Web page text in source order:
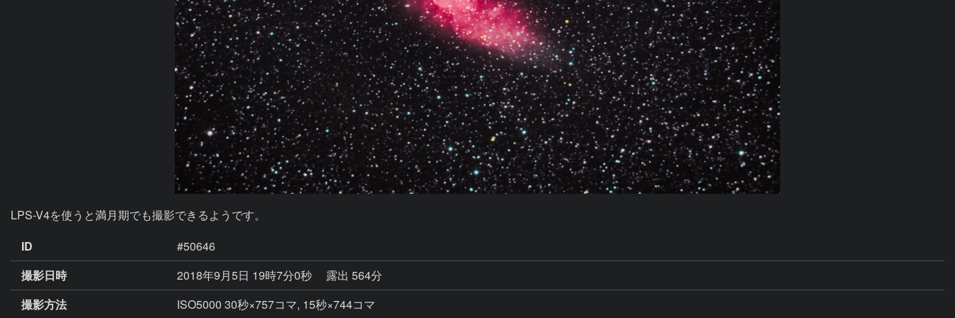
LPS-V4を使うと満月期でも撮影できるようです。
ID
#50646
撮影日時
2018年9月5日 19時7分0秒
露出 564分
撮影方法
ISO5000 30秒×757コマ, 15秒×744コマ